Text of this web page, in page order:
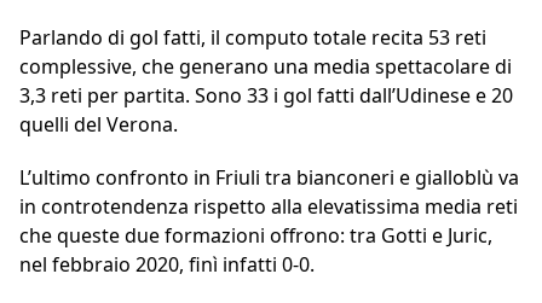
Parlando di gol fatti, il computo totale recita 53 reti
complessive, che generano una media spettacolare di
3,3 reti per partita. Sono 33 i gol fatti dall’Udinese e 20
quelli del Verona.
L’ultimo confronto in Friuli tra bianconeri e gialloblù va
in controtendenza rispetto alla elevatissima media reti
che queste due formazioni offrono: tra Gotti e Juric,
nel febbraio 2020, finì infatti 0-0.